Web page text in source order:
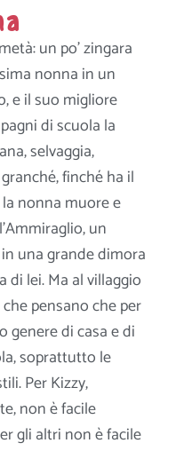
un po’ zingara
nonna in un
e il suo migliore
di scuola la
selvaggia,
finché ha il
nonna muore e
un
una grande dimora
di lei. Ma al villaggio
pensano che per
genere di casa e di
soprattutto le
Per Kizzy,
non è facile
gli altri non è facile